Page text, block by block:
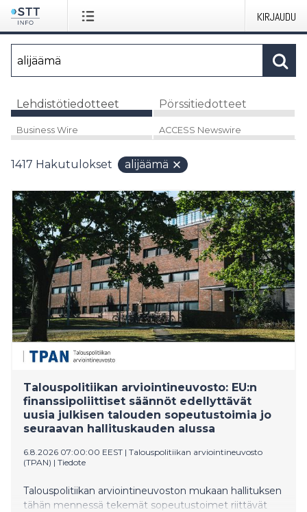
KIRJAUDU
Lehdistötiedotteet Pörssitiedotteet
Business Wire ACCESS Newswire
1417 Hakutulokset alijäämä
Talouspolitiikan arviointineuvosto: EU:n
finanssipoliittiset säännöt edellyttävät
uusia julkisen talouden sopeutustoimia jo
seuraavan hallituskauden alussa
6.8.2026 07:00:00 EEST | Talouspolitiikan arviointineuvosto
(TPAN) | Tiedote
Talouspolitiikan arviointineuvoston mukaan hallituksen
tähän mennessä tekemät sopeutustoimet riittävät